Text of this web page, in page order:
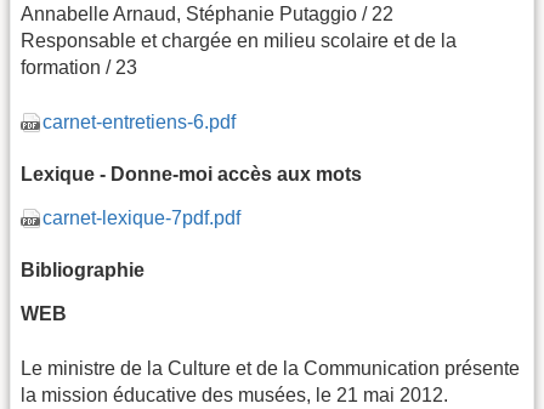
Annabelle Arnaud, Stéphanie Putaggio / 22
Responsable et chargée en milieu scolaire et de la
formation / 23
carnet-entretiens-6.pdf
Lexique - Donne-moi accès aux mots
carnet-lexique-7pdf.pdf
Bibliographie
WEB
Le ministre de la Culture et de la Communication présente
la mission éducative des musées, le 21 mai 2012.